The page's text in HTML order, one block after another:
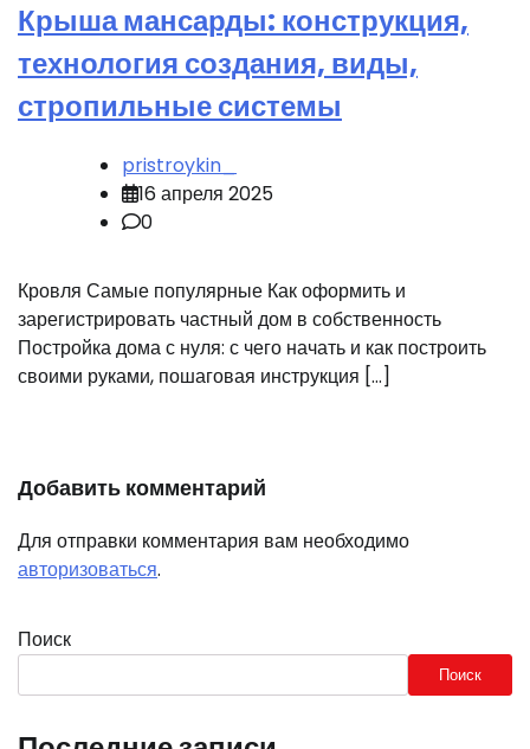
Крыша мансарды: конструкция,
технология создания, виды,
стропильные системы
pristroykin_
16 апреля 2025
0
Кровля Самые популярные Как оформить и
зарегистрировать частный дом в собственность
Постройка дома с нуля: с чего начать и как построить
своими руками, пошаговая инструкция […]
Добавить комментарий
Для отправки комментария вам необходимо
авторизоваться.
Поиск
Поиск